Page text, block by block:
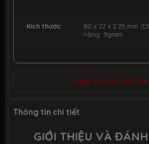
Kích thước
80 x 22 x 2.25 mm
nặng: 9gram
Tình trạng
Mới 100%, Hàng
bảo hành
Xem chi tiết cấu
Thông tin chi tiết
GIỚI THIỆU VÀ